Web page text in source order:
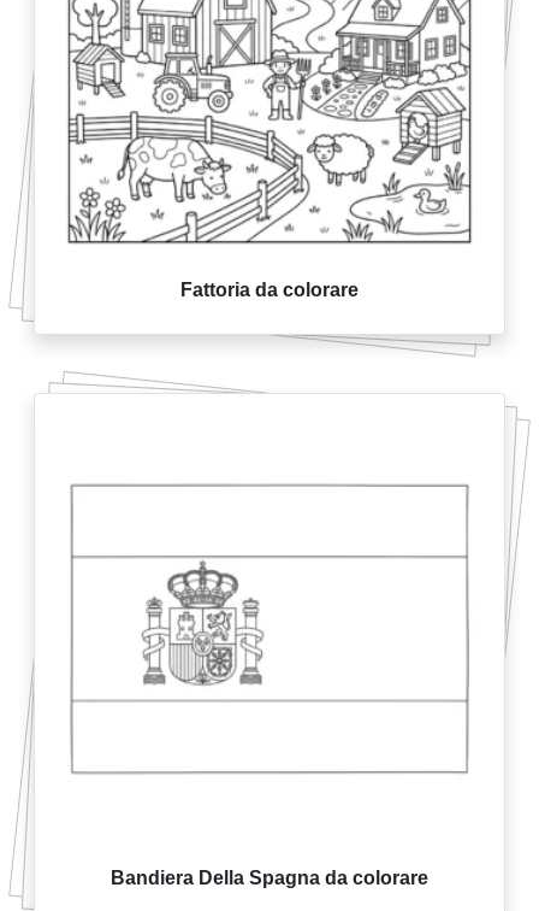
Fattoria da colorare
Bandiera Della Spagna da colorare